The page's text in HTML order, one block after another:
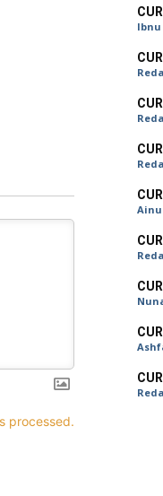
processed.